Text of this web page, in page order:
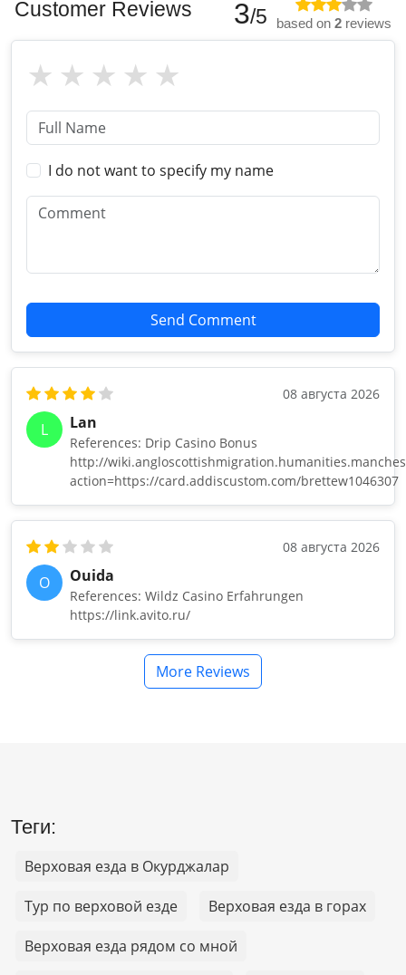
Customer Reviews 3/5 based on 2 reviews
I do not want to specify my name
Send Comment
08 августа 2026
L Lan
References: Drip Casino Bonus
http://
action=https://card.addiscustom.com/brettew1046307
08 августа 2026
O Ouida
References: Wildz Casino Erfahrungen
https://link.avito.ru/
More Reviews
Теги:
Верховая езда в Окурджалар
Тур по верховой езде
Верховая езда в горах
Верховая езда рядом со мной